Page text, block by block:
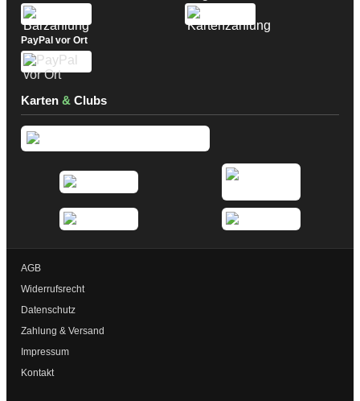
PayPal vor Ort
Karten & Clubs
AGB
Widerrufsrecht
Datenschutz
Zahlung & Versand
Impressum
Kontakt